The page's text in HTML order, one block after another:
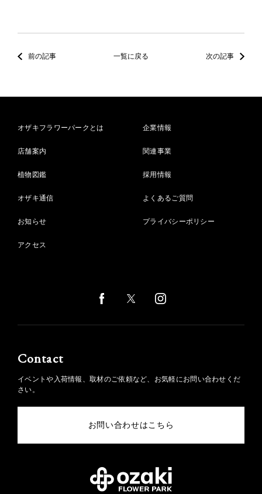
前の記事 一覧に戻る 次の記事
オザキフラワーパークとは
店舗案内
植物図鑑
オザキ通信
お知らせ
アクセス
企業情報
関連事業
採用情報
よくあるご質問
プライバシーポリシー
Contact
イベントや入荷情報、取材のご依頼など、お気軽にお問い合わせくだ
さい。
お問い合わせはこちら